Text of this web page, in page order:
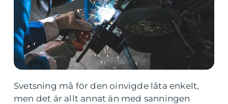
Svetsning må för den oinvigde låta enkelt,
men det är allt annat än med sanningen